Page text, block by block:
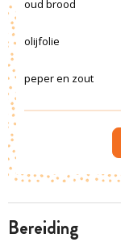
bereiding
oud brood
olijfolie
peper en zout